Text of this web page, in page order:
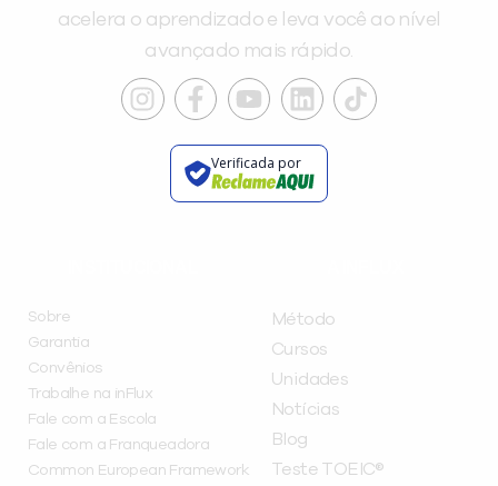
acelera o aprendizado e leva você ao nível
avançado mais rápido.
Verificada por
Sobre
Garantia
Convênios
Trabalhe na inFlux
Fale com a Escola
Fale com a Franqueadora
Common European Framework
Método
Cursos
Unidades
Notícias
Blog
Teste TOEIC®